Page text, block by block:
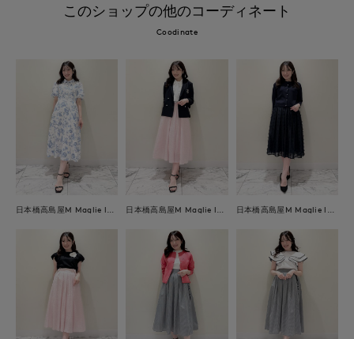
このショップの他のコーディネート
Coodinate